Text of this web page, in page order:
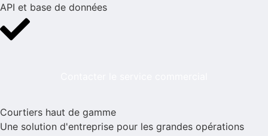
API et base de données
Courtiers haut de gamme
Une solution d'entreprise pour les grandes opérations